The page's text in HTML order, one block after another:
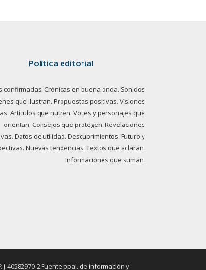
Política editorial
confirmadas. Crónicas en buena onda. Sonidos
que ilustran. Propuestas positivas. Visiones
Artículos que nutren. Voces y personajes que
orientan. Consejos que protegen. Revelaciones
Datos de utilidad. Descubrimientos. Futuro y
Nuevas tendencias. Textos que aclaran.
Informaciones que suman.
40582970-2 Fuente ppal. de información y